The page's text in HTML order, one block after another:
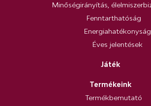
Minőségirányítás,
Fenntarthatóság
Energiahatékonyság
Éves jelentések
Játék
Termékeink
Termékbemutató